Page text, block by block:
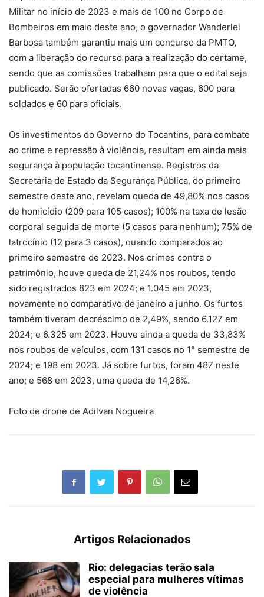
Militar no início de 2023 e mais de 100 no Corpo de
Bombeiros em maio deste ano, o governador Wanderlei
Barbosa também garantiu mais um concurso da PMTO,
com a liberação do recurso para a realização do certame,
sendo que as comissões trabalham para que o edital seja
publicado. Serão ofertadas 660 novas vagas, 600 para
soldados e 60 para oficiais.
Os investimentos do Governo do Tocantins, para combate
ao crime e repressão à violência, resultam em ainda mais
segurança à população tocantinense. Registros da
Secretaria de Estado da Segurança Pública, do primeiro
semestre deste ano, revelam queda de 49,80% nos casos
de homicídio (209 para 105 casos); 100% na taxa de lesão
corporal seguida de morte (5 casos para nenhum); 75% de
latrocínio (12 para 3 casos), quando comparados ao
primeiro semestre de 2023. Nos crimes contra o
patrimônio, houve queda de 21,24% nos roubos, tendo
sido registrados 823 em 2024; e 1.045 em 2023,
novamente no comparativo de janeiro a junho. Os furtos
também tiveram decréscimo de 2,49%, sendo 6.127 em
2024; e 6.325 em 2023. Houve ainda a queda de 33,83%
nos roubos de veículos, com 131 casos no 1° semestre de
2024; e 198 em 2023. Já sobre furtos, foram 487 neste
ano; e 568 em 2023, uma queda de 14,26%.
Foto de drone de Adilvan Nogueira
Artigos Relacionados
Rio: delegacias terão sala
especial para mulheres vítimas
de violência